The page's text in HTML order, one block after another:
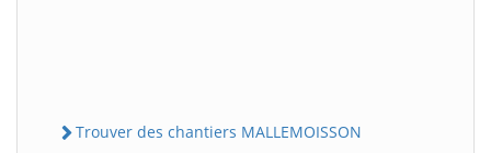
Trouver des chantiers MALLEMOISSON